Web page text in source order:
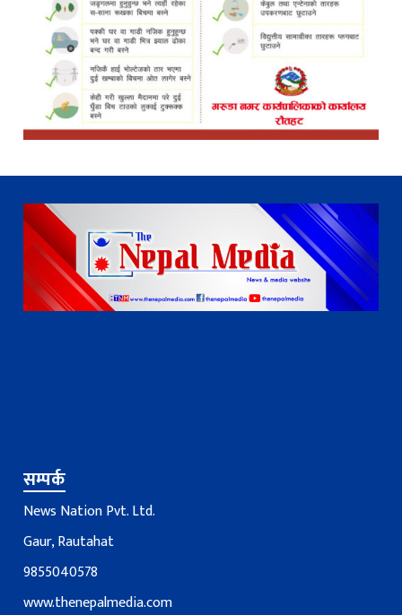
सम्पर्क
News Nation Pvt. Ltd.
Gaur, Rautahat
9855040578
www.thenepalmedia.com